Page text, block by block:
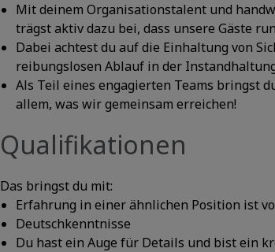
Mit deinem Organisationstalent und
trägst aktiv dazu bei, dass unsere Gäste
Dabei achtest du auf die Einhaltung von
reibungslosen Ablauf in der
Als Teil eines engagierten Teams bringst
allem, was wir gemeinsam erreichen!
Qualifikationen
Das bringst du mit:
Erfahrung in einer ähnlichen Position ist
Deutschkenntnisse
Du hast ein Auge für Details und bist ein